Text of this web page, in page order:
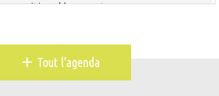
Exposition découverte
Exposition découverte
+ Tout l'agenda